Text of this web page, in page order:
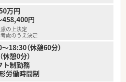
万円
458,400円
の上決定
慮のうえ決定
18:30（休憩60分）
憩0分）
制勤務
労働時間制